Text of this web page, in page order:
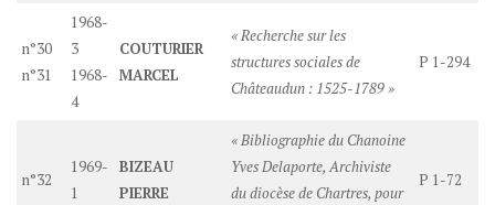
n°30
n°31
1968-
3
1968-
4
COUTURIER
MARCEL
« Recherche sur les
structures sociales de
Châteaudun : 1525-1789 »
P 1-294
n°32
1969-
1
BIZEAU
PIERRE
« Bibliographie du Chanoine
Yves Delaporte, Archiviste
du diocèse de Chartres, pour
P 1-72